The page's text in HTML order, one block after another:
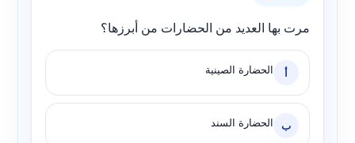
مرت بها العديد من الحضارات من أبرزها؟
أ الحضارة الصينية
ب الحضارة السند